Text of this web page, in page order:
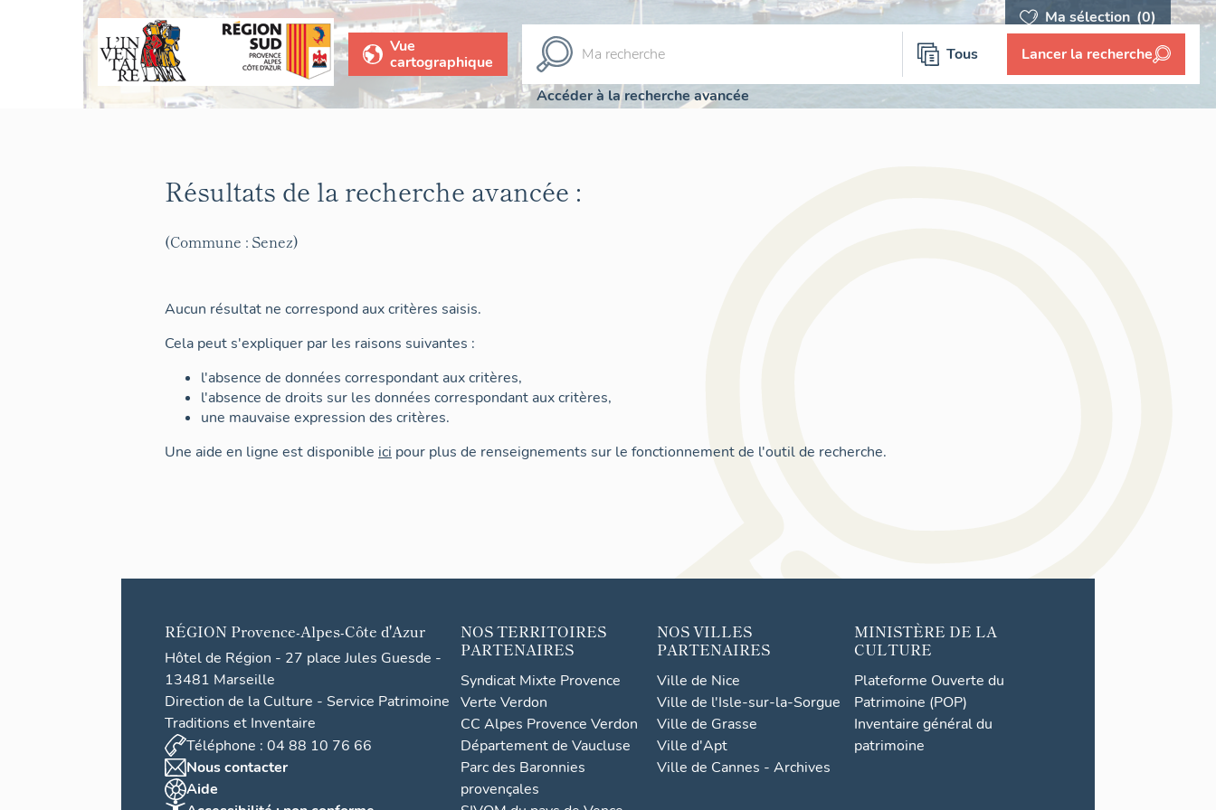
Ma sélection (0)
Vue
cartographique
Tous Lancer la recherche
Accéder à la recherche avancée
Résultats de la recherche avancée :
(Commune : Senez)
Aucun résultat ne correspond aux critères saisis.
Cela peut s'expliquer par les raisons suivantes :
l'absence de données correspondant aux critères,
l'absence de droits sur les données correspondant aux critères,
une mauvaise expression des critères.
Une aide en ligne est disponible ici pour plus de renseignements sur le fonctionnement de l'outil de recherche.
RÉGION Provence-Alpes-Côte d'Azur
Hôtel de Région - 27 place Jules Guesde -
13481 Marseille
Direction de la Culture - Service Patrimoine
Traditions et Inventaire
Téléphone : 04 88 10 76 66
Nous contacter
Aide
NOS TERRITOIRES
PARTENAIRES
Syndicat Mixte Provence
Verte Verdon
CC Alpes Provence Verdon
Département de Vaucluse
Parc des Baronnies
provençales
NOS VILLES
PARTENAIRES
Ville de Nice
Ville de l'Isle-sur-la-Sorgue
Ville de Grasse
Ville d'Apt
Ville de Cannes - Archives
MINISTÈRE DE LA
CULTURE
Plateforme Ouverte du
Patrimoine (POP)
Inventaire général du
patrimoine